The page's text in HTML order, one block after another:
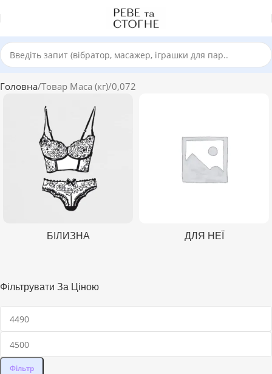
Головна Товар Маса (кг) 0,072
БІЛИЗНА ДЛЯ НЕЇ
Фільтрувати За Ціною
Фільтр